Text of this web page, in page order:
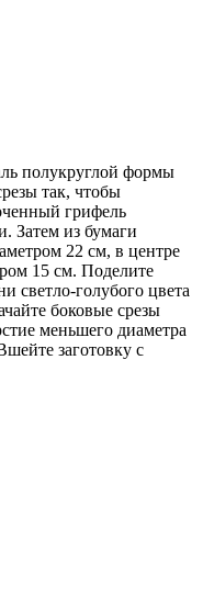
полукруглой формы
так, чтобы
грифель
Затем из бумаги
22 см, в центре
15 см. Поделите
светло-голубого цвета
боковые срезы
меньшего диаметра
заготовку с